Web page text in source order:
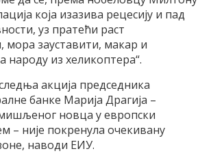
која изазива рецесију и пад
уз пратећи раст
мора зауставити, макар и
из хеликоптера“.
акција председника
банке Марија Драгија –
новца у европски
– није покренула очекивану
наводи ЕИУ.